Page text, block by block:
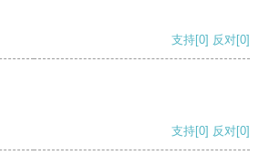
支持[0] 反对[0]
支持[0] 反对[0]